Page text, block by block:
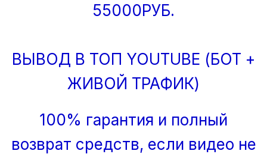
55000РУБ.
ВЫВОД В ТОП YOUTUBE (БОТ +
ЖИВОЙ ТРАФИК)
100% гарантия и полный
возврат средств, если видео не